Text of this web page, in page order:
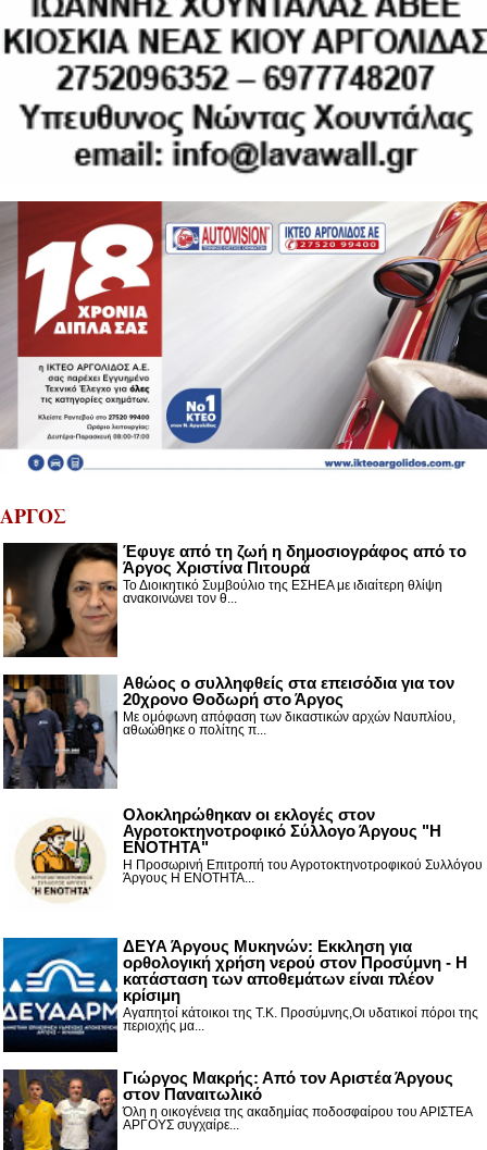
ΑΡΓΟΣ
Έφυγε από τη ζωή η δημοσιογράφος από το
Άργος Χριστίνα Πιτουρά
Το Διοικητικό Συμβούλιο της ΕΣΗΕΑ με ιδιαίτερη θλίψη
ανακοινώνει τον θ...
Αθώος ο συλληφθείς στα επεισόδια για τον
20χρονο Θοδωρή στο Άργος
Με ομόφωνη απόφαση των δικαστικών αρχών Ναυπλίου,
αθωώθηκε ο πολίτης π...
Ολοκληρώθηκαν οι εκλογές στον
Αγροτοκτηνοτροφικό Σύλλογο Άργους "Η
ΕΝΟΤΗΤΑ"
Η Προσωρινή Επιτροπή του Αγροτοκτηνοτροφικού Συλλόγου
Άργους Η ΕΝΟΤΗΤΑ...
ΔΕΥΑ Άργους Μυκηνών: Εκκληση για
ορθολογική χρήση νερού στον Προσύμνη - Η
κατάσταση των αποθεμάτων είναι πλέον
κρίσιμη
Αγαπητοί κάτοικοι της Τ.Κ. Προσύμνης,Οι υδατικοί πόροι της
περιοχής μα...
Γιώργος Μακρής: Από τον Αριστέα Άργους
στον Παναιτωλικό
Όλη η οικογένεια της ακαδημίας ποδοσφαίρου του ΑΡΙΣΤΕΑ
ΑΡΓΟΥΣ συγχαίρε...